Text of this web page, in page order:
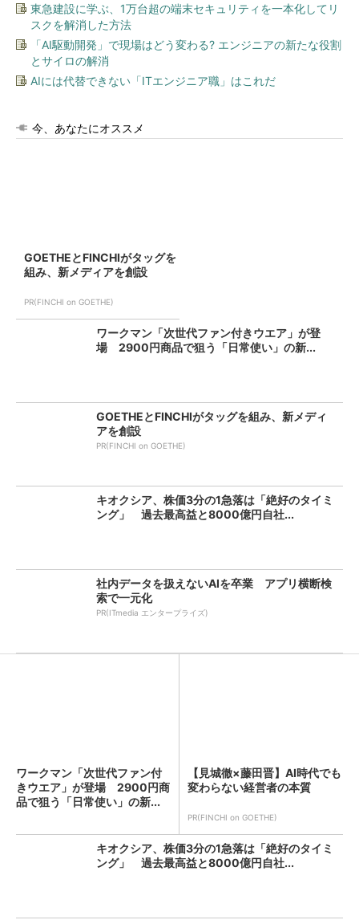
東急建設に学ぶ、1万台超の端末セキュリティを一本化してリ
スクを解消した方法
「AI駆動開発」で現場はどう変わる? エンジニアの新たな役割
とサイロの解消
AIには代替できない「ITエンジニア職」はこれだ
今、あなたにオススメ
GOETHEとFINCHIがタッグを
組み、新メディアを創設
PR(FINCHI on GOETHE)
ワークマン「次世代ファン付きウエア」が登
場 2900円商品で狙う「日常使い」の新...
GOETHEとFINCHIがタッグを組み、新メディ
アを創設
PR(FINCHI on GOETHE)
キオクシア、株価3分の1急落は「絶好のタイミ
ング」 過去最高益と8000億円自社...
社内データを扱えないAIを卒業 アプリ横断検
索で一元化
PR(ITmedia エンタープライズ)
ワークマン「次世代ファン付
きウエア」が登場 2900円商
品で狙う「日常使い」の新...
【見城徹×藤田晋】AI時代でも
変わらない経営者の本質
PR(FINCHI on GOETHE)
キオクシア、株価3分の1急落は「絶好のタイミ
ング」 過去最高益と8000億円自社...